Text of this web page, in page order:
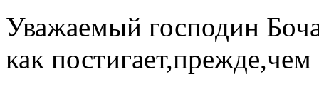
Уважаемый господин
как